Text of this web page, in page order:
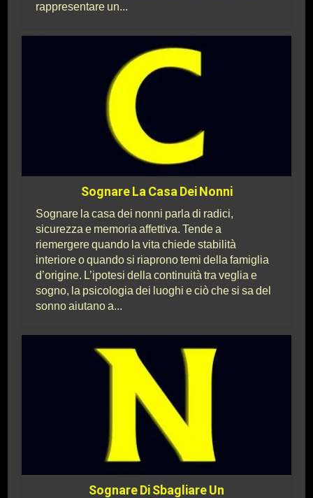
rappresentare un...
Sognare La Casa Dei Nonni
Sognare la casa dei nonni parla di radici,
sicurezza e memoria affettiva. Tende a
riemergere quando la vita chiede stabilità
interiore o quando si riaprono temi della famiglia
d’origine. L’ipotesi della continuità tra veglia e
sogno, la psicologia dei luoghi e ciò che si sa del
sonno aiutano a...
Sognare Di Sbagliare Un